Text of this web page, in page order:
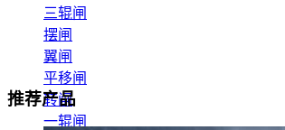
三辊闸
摆闸
翼闸
平移闸
转闸
一辊闸
推荐产品